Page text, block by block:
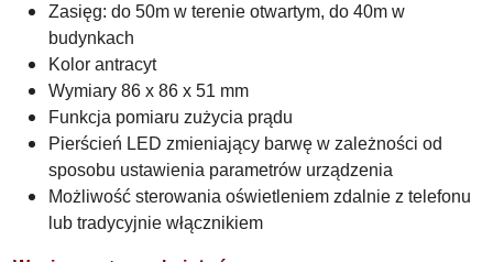
Zasięg: do 50m w terenie otwartym, do 40m w
budynkach
Kolor antracyt
Wymiary 86 x 86 x 51 mm
Funkcja pomiaru zużycia prądu
Pierścień LED zmieniający barwę w zależności od
sposobu ustawienia parametrów urządzenia
Możliwość sterowania oświetleniem zdalnie z telefonu
lub tradycyjnie włącznikiem